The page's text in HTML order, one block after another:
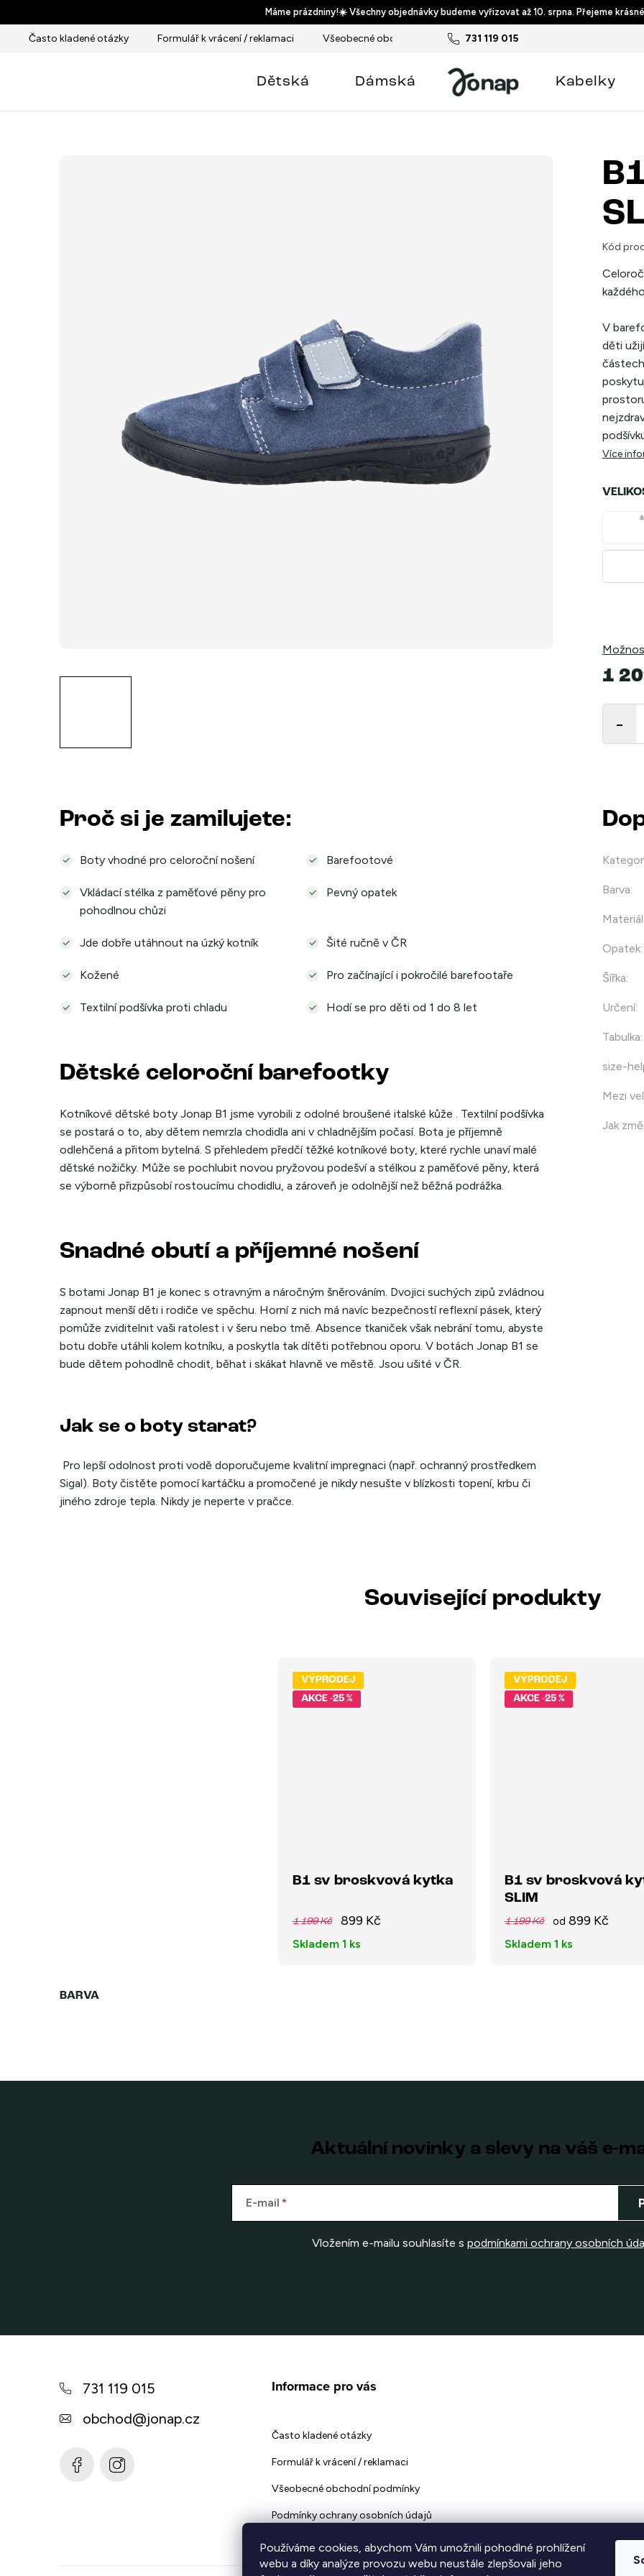
Používáme cookies, abychom Vám umožnili pohodlné prohlížení
webu a díky analýze provozu webu neustále zlepšovali jeho
na
obsah
Máme prázdniny!☀️ Všechny objednávky budeme vyřizovat až 10. srpna. Přejeme
731 119 015
Často kladené otázky Formulář k vrácení / reklamaci Všeobecné obchodní podmínky Podmínky ochrany osobních
Dětská Dámská Kabelky
Kód
V
děti
Více
1
Proč si je zamilujete:
Boty vhodné pro celoroční nošení Barefootové
Vkládací stélka z paměťové pěny pro
pohodlnou chůzi
Pevný opatek
Jde dobře utáhnout na úzký kotník Šité ručně v ČR
Kožené Pro začínající i pokročilé barefootaře
Textilní podšívka proti chladu Hodí se pro děti od 1 do 8 let
Dětské celoroční barefootky
Kotníkové dětské boty Jonap B1 jsme vyrobili z odolné broušené italské kůže . Textilní podšívka
se postará o to, aby dětem nemrzla chodidla ani v chladnějším počasí. Bota je příjemně
odlehčená a přitom bytelná. S přehledem předčí těžké kotníkové boty, které rychle unaví malé
dětské nožičky. Může se pochlubit novou pryžovou podešví a stélkou z paměťové pěny, která
se výborně přizpůsobí rostoucímu chodidlu, a zároveň je odolnější než běžná podrážka.
Snadné obutí a příjemné nošení
S botami Jonap B1 je konec s otravným a náročným šněrováním. Dvojici suchých zipů zvládnou
zapnout menší děti i rodiče ve spěchu. Horní z nich má navíc bezpečností reflexní pásek, který
pomůže zviditelnit vaši ratolest i v šeru nebo tmě. Absence tkaniček však nebrání tomu, abyste
botu dobře utáhli kolem kotníku, a poskytla tak dítěti potřebnou oporu. V botách Jonap B1 se
bude dětem pohodlně chodit, běhat i skákat hlavně ve městě. Jsou ušité v ČR.
Jak se o boty starat?
Pro lepší odolnost proti vodě doporučujeme kvalitní impregnaci (např. ochranný prostředkem
Sigal). Boty čistěte pomocí kartáčku a promočené je nikdy nesušte v blízkosti topení, krbu či
jiného zdroje tepla. Nikdy je neperte v pračce.
Barva:
Materiál
Opatek:
Šířka:
Určení:
Tabulka:
size-
Mezi
Jak
Související produkty
VÝPRODEJ
-25 %
B1 sv broskvová kytka
1 199 Kč 899 Kč
Skladem 1 ks
VÝPRODEJ
-25 %
B1 sv broskvová
SLIM
1 199 Kč od 899 Kč
Skladem 1 ks
Aktuální novinky a slevy na váš e-
E-mail
Vložením e-mailu souhlasíte s podmínkami ochrany osobních
731 119 015
obchod@jonap.cz
Informace pro vás
Často kladené otázky
Formulář k vrácení / reklamaci
Všeobecné obchodní podmínky
Podmínky ochrany osobních údajů